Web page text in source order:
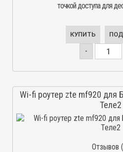
точкой доступа для
КУПИТЬ
-
Wi-fi роутер zte mf920 для
Теле2
Отзывов